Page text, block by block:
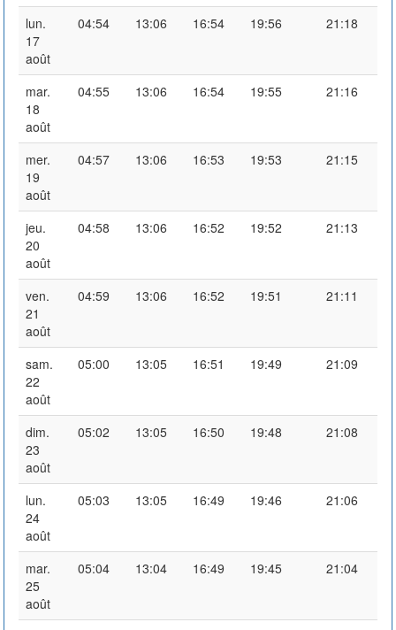
lun.
17
août
04:54 13:06 16:54 19:56 21:18
mar.
18
août
04:55 13:06 16:54 19:55 21:16
mer.
19
août
04:57 13:06 16:53 19:53 21:15
jeu.
20
août
04:58 13:06 16:52 19:52 21:13
ven.
21
août
04:59 13:06 16:52 19:51 21:11
sam.
22
août
05:00 13:05 16:51 19:49 21:09
dim.
23
août
05:02 13:05 16:50 19:48 21:08
lun.
24
août
05:03 13:05 16:49 19:46 21:06
mar.
25
août
05:04 13:04 16:49 19:45 21:04